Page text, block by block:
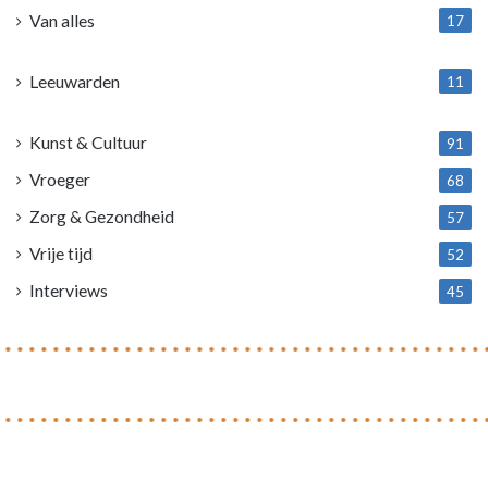
Van alles
17
Leeuwarden
11
Kunst & Cultuur 91
Vroeger 68
Zorg & Gezondheid 57
Vrije tijd 52
Interviews 45